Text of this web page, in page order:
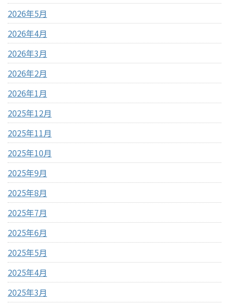
2026年5月
2026年4月
2026年3月
2026年2月
2026年1月
2025年12月
2025年11月
2025年10月
2025年9月
2025年8月
2025年7月
2025年6月
2025年5月
2025年4月
2025年3月